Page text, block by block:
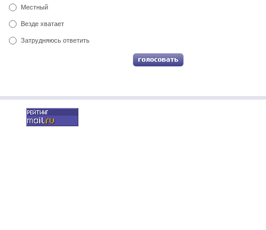
Местный
Везде хватает
Затрудняюсь ответить